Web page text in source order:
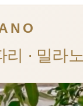
리 · 밀라노